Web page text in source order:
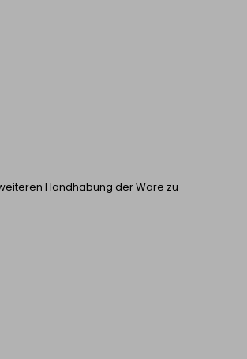
Handhabung der Ware zu